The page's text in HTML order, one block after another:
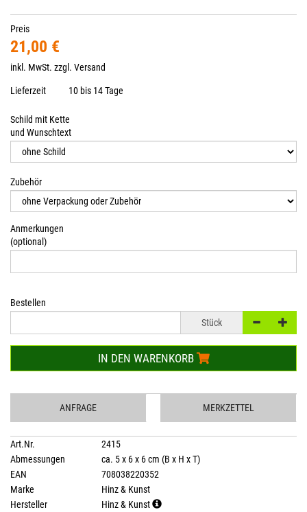
Preis
21,00 €
inkl. MwSt. zzgl. Versand
Lieferzeit 10 bis 14 Tage
Schild mit Kette
und Wunschtext
Zubehör
Anmerkungen
(optional)
Bestellen
Stück
IN DEN WARENKORB
ANFRAGE MERKZETTEL
Art.Nr.
2415
Abmessungen
ca. 5 x 6 x 6 cm (B x H x T)
EAN
708038220352
Marke
Hinz & Kunst
Hersteller
Hinz & Kunst